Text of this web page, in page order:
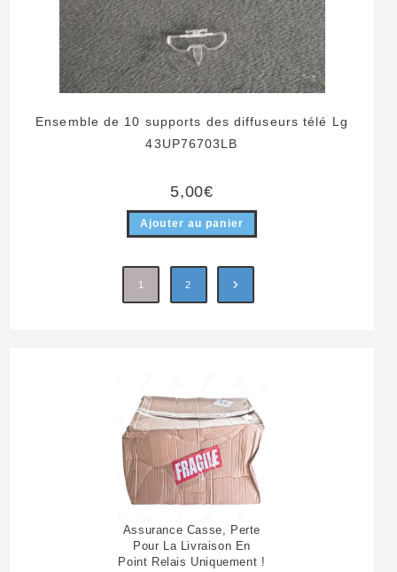
Ensemble de 10 supports des diffuseurs télé Lg
43UP76703LB
5,00€
Ajouter au panier
1 2
Assurance Casse, Perte
Pour La Livraison En
Point Relais Uniquement !